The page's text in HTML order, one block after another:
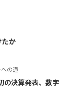
たか
の道
の決算発表、数字